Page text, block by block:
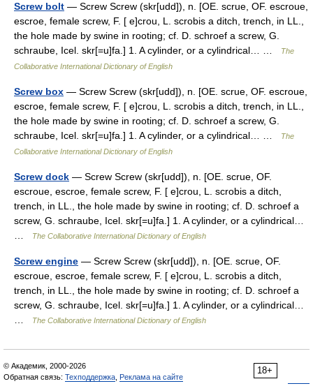
Screw bolt — Screw Screw (skr[udd]), n. [OE. scrue, OF. escroue,
escroe, female screw, F. [ e]crou, L. scrobis a ditch, trench, in LL.,
the hole made by swine in rooting; cf. D. schroef a screw, G.
schraube, Icel. skr[=u]fa.] 1. A cylinder, or a cylindrical… …
The
Collaborative International Dictionary of English
Screw box — Screw Screw (skr[udd]), n. [OE. scrue, OF. escroue,
escroe, female screw, F. [ e]crou, L. scrobis a ditch, trench, in LL.,
the hole made by swine in rooting; cf. D. schroef a screw, G.
schraube, Icel. skr[=u]fa.] 1. A cylinder, or a cylindrical… …
The
Collaborative International Dictionary of English
Screw dock — Screw Screw (skr[udd]), n. [OE. scrue, OF.
escroue, escroe, female screw, F. [ e]crou, L. scrobis a ditch,
trench, in LL., the hole made by swine in rooting; cf. D. schroef a
screw, G. schraube, Icel. skr[=u]fa.] 1. A cylinder, or a cylindrical…
The Collaborative International Dictionary of English
Screw engine — Screw Screw (skr[udd]), n. [OE. scrue, OF.
escroue, escroe, female screw, F. [ e]crou, L. scrobis a ditch,
trench, in LL., the hole made by swine in rooting; cf. D. schroef a
screw, G. schraube, Icel. skr[=u]fa.] 1. A cylinder, or a cylindrical…
The Collaborative International Dictionary of English
18+
© Академик, 2000-2026
Обратная связь: Техподдержка Реклама на сайте